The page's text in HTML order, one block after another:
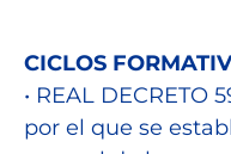
CICLOS
• REAL DECRETO
por el que se